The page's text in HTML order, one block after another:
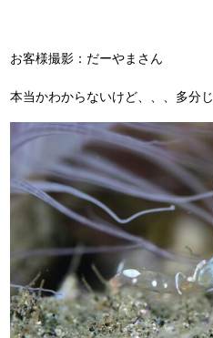
お客様撮影：だーやまさん
本当かわからないけど、、、多分